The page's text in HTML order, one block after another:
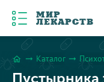
МИР
ЛЕКАРСТВ
home arrow_right_alt Каталог arrow_right_alt
Пустырника